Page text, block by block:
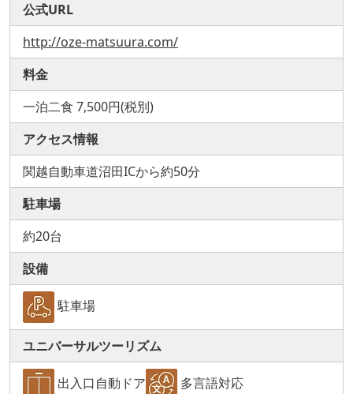
公式URL
http://oze-matsuura.com/
料金
一泊二食 7,500円(税別)
アクセス情報
関越自動車道沼田ICから約50分
駐車場
約20台
設備
駐車場
ユニバーサルツーリズム
出入口自動ドア
多言語対応